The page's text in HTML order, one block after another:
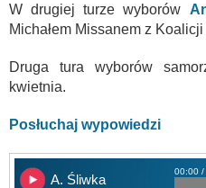
W drugiej turze wyborów
Michałem Missanem z
Druga tura wyborów
kwietnia.
Posłuchaj wypowiedzi
A. Śliwka
00:00